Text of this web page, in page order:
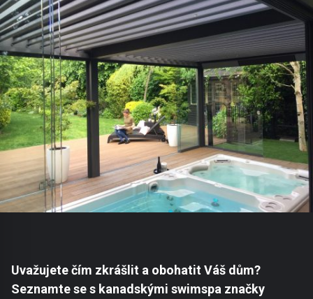
Uvažujete čím zkrášlit a obohatit Váš dům?
Seznamte se s kanadskými swimspa značky